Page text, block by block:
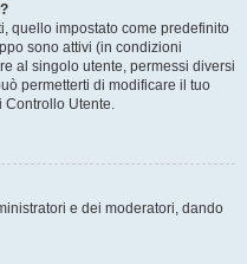
quello impostato come predefinito
sono attivi (in condizioni
al singolo utente, permessi diversi
permetterti di modificare il tuo
Controllo Utente.
e dei moderatori, dando